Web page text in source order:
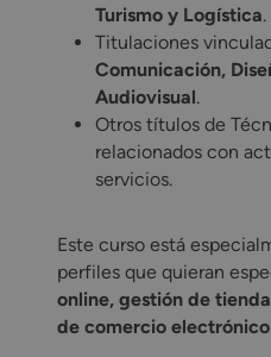
Turismo y Logística.
Titulaciones
Comunicación,
Audiovisual.
Otros títulos de
relacionados con
servicios.
Este curso está
perfiles que quieran
online, gestión de
de comercio electrónico